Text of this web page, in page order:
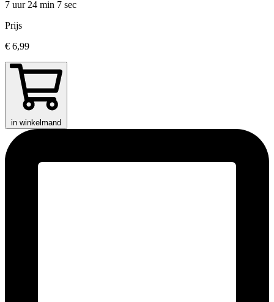
7 uur 24 min 7 sec
Prijs
€ 6,99
in winkelmand